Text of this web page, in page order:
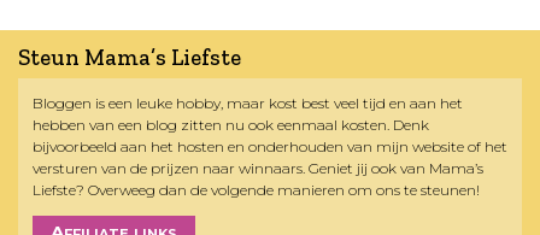
Steun Mama’s Liefste
Bloggen is een leuke hobby, maar kost best veel tijd en aan het
hebben van een blog zitten nu ook eenmaal kosten. Denk
bijvoorbeeld aan het hosten en onderhouden van mijn website of het
versturen van de prijzen naar winnaars. Geniet jij ook van Mama’s
Liefste? Overweeg dan de volgende manieren om ons te steunen!